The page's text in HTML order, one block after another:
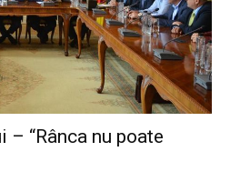
“Rânca nu poate